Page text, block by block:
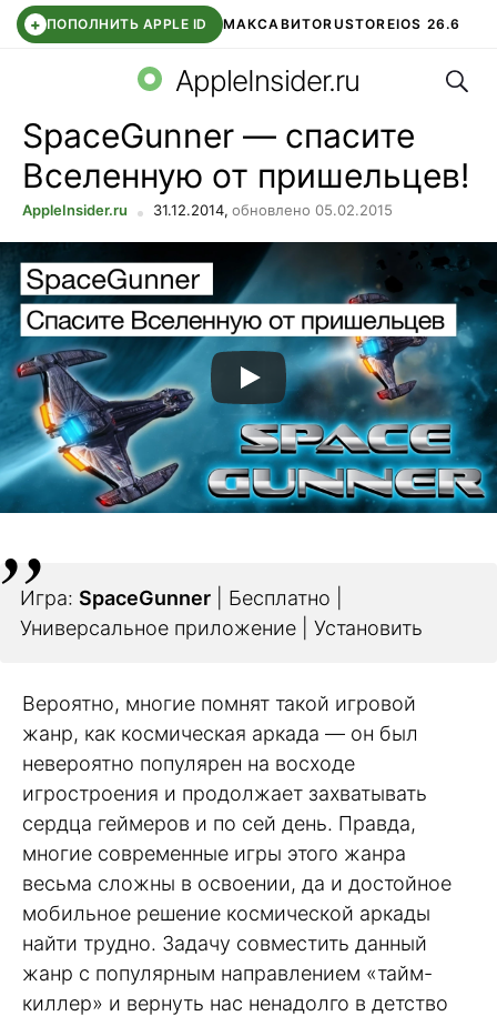
+ ПОПОЛНИТЬ APPLE ID МАКСАВИТОRUSTOREIOS 26.6
СБЕР КИДС ВТБ ОНЛАЙН ЧАТ В ROBLOX
AppleInsider.ru
SpaceGunner — спасите
Вселенную от пришельцев!
AppleInsider.ru 31.12.2014, обновлено 05.02.2015
Игра: SpaceGunner | Бесплатно |
Универсальное приложение | Установить
Вероятно, многие помнят такой игровой
жанр, как космическая аркада — он был
невероятно популярен на восходе
игростроения и продолжает захватывать
сердца геймеров и по сей день. Правда,
многие современные игры этого жанра
весьма сложны в освоении, да и достойное
мобильное решение космической аркады
найти трудно. Задачу совместить данный
жанр с популярным направлением «тайм-
киллер» и вернуть нас ненадолго в детство